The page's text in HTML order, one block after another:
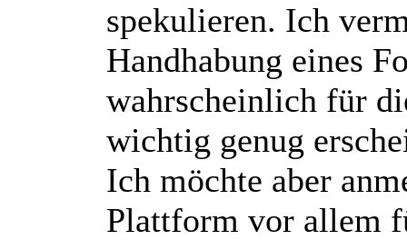
spekulieren. Ich
Handhabung eines
wahrscheinlich für
wichtig genug
Ich möchte aber
Plattform vor allem